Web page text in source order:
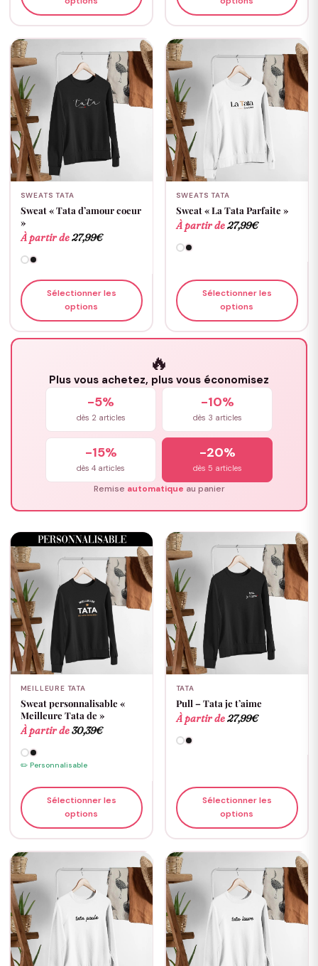
SWEATS TATA
Sweat « Tata d’amour coeur
»
À partir de27,99€
Sélectionner les
options
SWEATS TATA
Sweat « La Tata Parfaite »
À partir de27,99€
Sélectionner les
options
🔥
Plus vous achetez, plus vous économisez
-5%
dès 2 articles
-10%
dès 3 articles
-15%
dès 4 articles
-20%
dès 5 articles
Remise automatique au panier
MEILLEURE TATA
Sweat personnalisable «
Meilleure Tata de »
À partir de30,39€
✏️ Personnalisable
Sélectionner les
options
TATA
Pull – Tata je t’aime
À partir de27,99€
Sélectionner les
options